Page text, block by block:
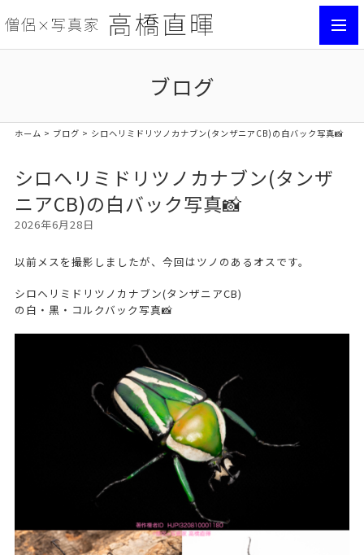
ブログ
ホーム > ブログ > シロヘリミドリツノカナブン(タンザニアCB)の白バック写真📸
シロヘリミドリツノカナブン(タンザ
ニアCB)の白バック写真📸
2026年6月28日
以前メスを撮影しましたが、今回はツノのあるオスです。
シロヘリミドリツノカナブン(タンザニアCB)
の白・黒・コルクバック写真📸